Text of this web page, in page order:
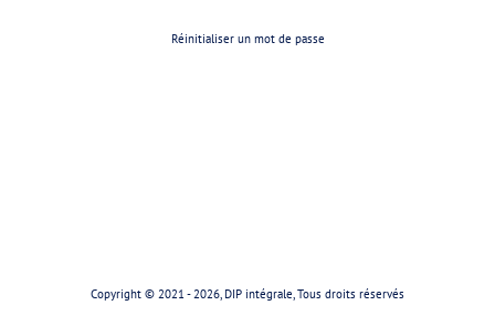
Réinitialiser un mot de passe
Copyright © 2021 -2026, DIP intégrale, Tous droits réservés